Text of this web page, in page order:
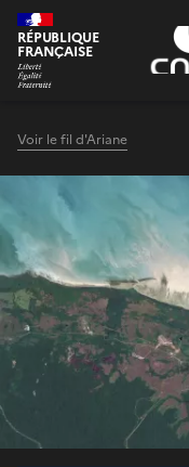
Panneau de gestion
RÉPUBLIQUE
FRANÇAISE
Voir le fil d'Ariane